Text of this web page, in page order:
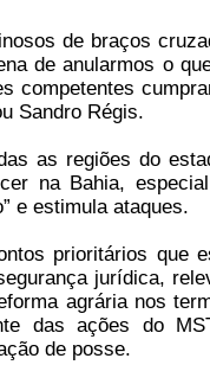
de braços
de anularmos o
competentes
Sandro Régis.
as regiões do
na Bahia,
e estimula ataques.
prioritários que
jurídica,
agrária nos
das ações do
de posse.